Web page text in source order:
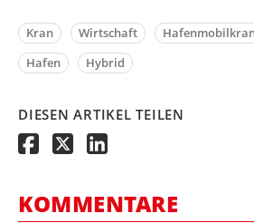
Kran Wirtschaft
Hafen
Hybrid
DIESEN ARTIKEL TEILEN
KOMMENTARE